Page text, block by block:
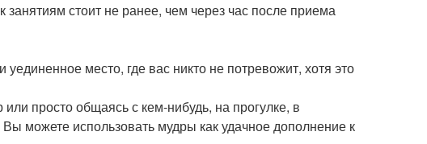
стоит не ранее, чем через час после приема
место, где вас никто не потревожит, хотя это
просто общаясь с кем-нибудь, на прогулке, в
можете использовать мудры как удачное дополнение к